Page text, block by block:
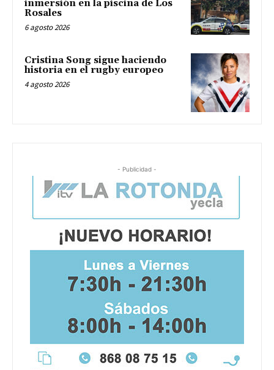
inmersión en la piscina de Los
Rosales
6 agosto 2026
Cristina Song sigue haciendo
historia en el rugby europeo
4 agosto 2026
- Publicidad -